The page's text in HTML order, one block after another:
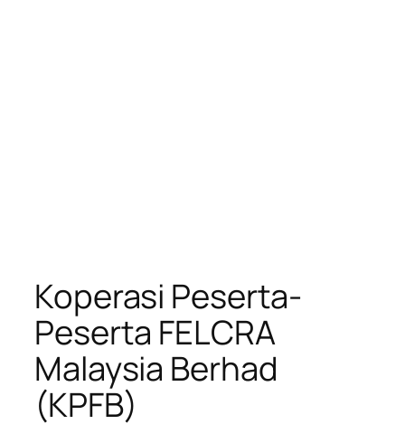
Koperasi Peserta-
Peserta FELCRA
Malaysia Berhad
(KPFB)